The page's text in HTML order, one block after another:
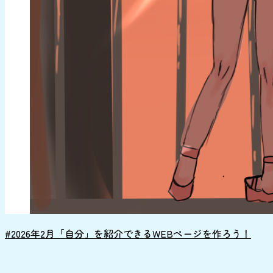
#2026年2月「自分」を紹介できるWEBページを作ろう！